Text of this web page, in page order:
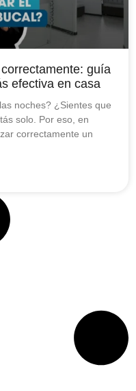
guía
efectiva en casa
noches? ¿Sientes que
solo. Por eso, en
correctamente un